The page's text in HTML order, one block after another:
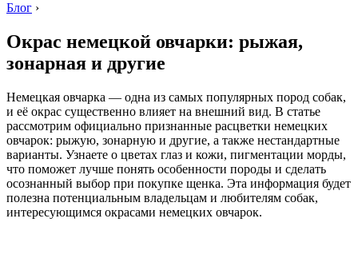
Блог ›
Окрас немецкой овчарки: рыжая,
зонарная и другие
Немецкая овчарка — одна из самых популярных пород собак,
и её окрас существенно влияет на внешний вид. В статье
рассмотрим официально признанные расцветки немецких
овчарок: рыжую, зонарную и другие, а также нестандартные
варианты. Узнаете о цветах глаз и кожи, пигментации морды,
что поможет лучше понять особенности породы и сделать
осознанный выбор при покупке щенка. Эта информация будет
полезна потенциальным владельцам и любителям собак,
интересующимся окрасами немецких овчарок.